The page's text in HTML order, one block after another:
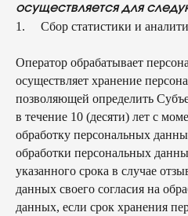
осуществляется для
1. Сбор статистики и
Оператор обрабатывает
осуществляет хранение
позволяющей определить
в течение 10 (десяти) лет с
обработку персональных
обработки персональных
указанного срока в случае
данных своего согласия на
данных, если срок хранения